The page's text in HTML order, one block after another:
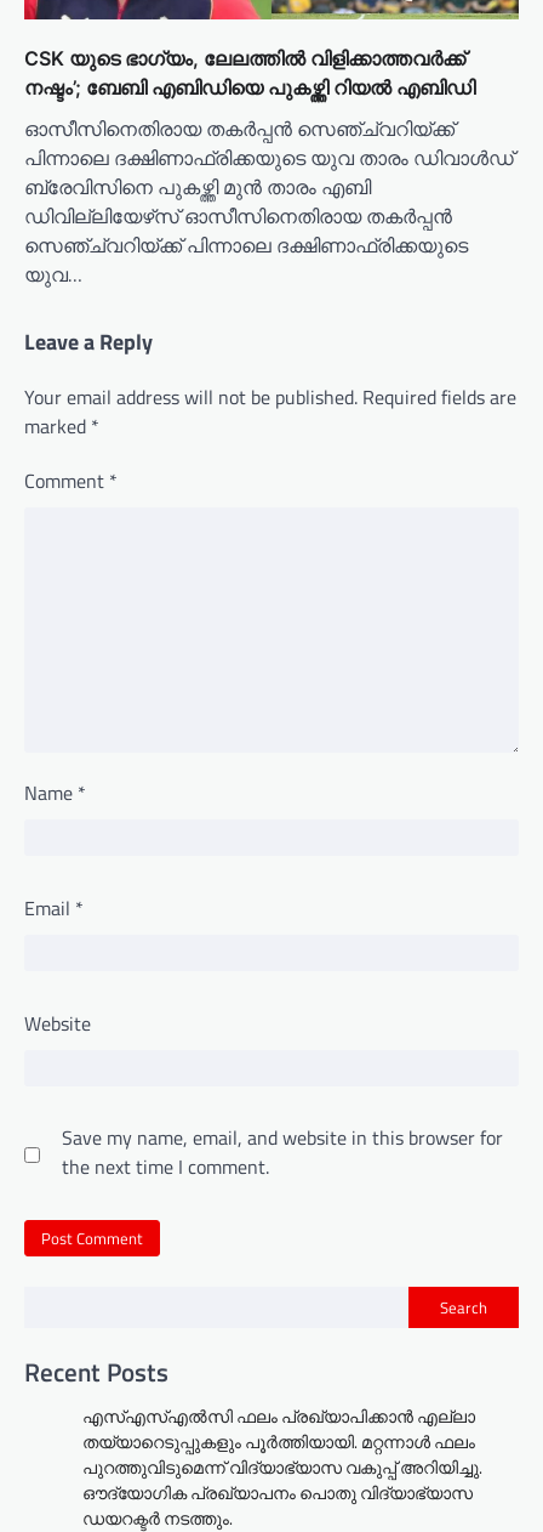
CSK യുടെ ഭാഗ്യം, ലേലത്തിൽ വിളിക്കാത്തവർക്ക്
നഷ്ടം’; ബേബി എബിഡിയെ പുകഴ്ത്തി റിയൽ എബിഡി
ഓസീസിനെതിരായ തകർപ്പൻ സെഞ്ച്വറിയ്ക്ക്
പിന്നാലെ ദക്ഷിണാഫ്രിക്കയുടെ യുവ താരം ഡിവാള്‍ഡ്
ബ്രേവിസിനെ പുകഴ്ത്തി മുന്‍ താരം എബി
ഡിവില്ലിയേഴ്‌സ് ഓസീസിനെതിരായ തകർപ്പൻ
സെഞ്ച്വറിയ്ക്ക് പിന്നാലെ ദക്ഷിണാഫ്രിക്കയുടെ
യുവ…
Leave a Reply
Your email address will not be published. Required fields are
marked *
Comment *
Name *
Email *
Website
Save my name, email, and website in this browser for
the next time I comment.
Search
Recent Posts
എസ്എസ്എൽസി ഫലം പ്രഖ്യാപിക്കാൻ എല്ലാ
തയ്യാറെടുപ്പുകളും പൂർത്തിയായി. മറ്റന്നാള്‍ ഫലം
പുറത്തുവിടുമെന്ന് വിദ്യാഭ്യാസ വകുപ്പ് അറിയിച്ചു.
ഔദ്യോഗിക പ്രഖ്യാപനം പൊതു വിദ്യാഭ്യാസ
ഡയറക്ടർ നടത്തും.